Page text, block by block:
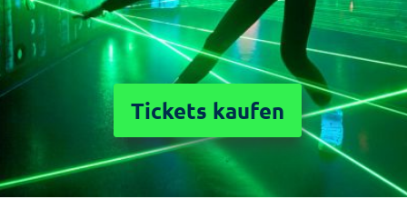
Tickets kaufen